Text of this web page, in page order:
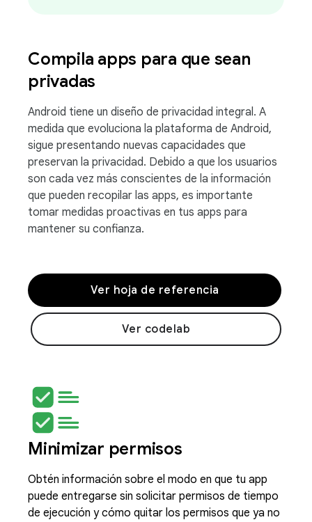
Compila apps para que sean
privadas
Android tiene un diseño de privacidad integral. A
medida que evoluciona la plataforma de Android,
sigue presentando nuevas capacidades que
preservan la privacidad. Debido a que los usuarios
son cada vez más conscientes de la información
que pueden recopilar las apps, es importante
tomar medidas proactivas en tus apps para
mantener su confianza.
Ver hoja de referencia
Ver codelab
Minimizar permisos
Obtén información sobre el modo en que tu app
puede entregarse sin solicitar permisos de tiempo
de ejecución y cómo quitar los permisos que ya no